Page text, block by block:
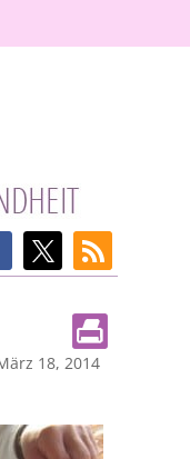
18, 2014